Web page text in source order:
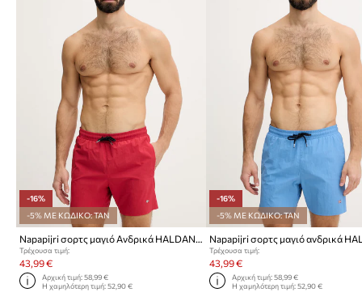
-16%
-5% ΜΕ ΚΩΔΙΚΟ: TAN
Napapijri σορτς μαγιό Ανδρικά HALDANE
Τρέχουσα τιμή:
43,99 €
Αρχική τιμή:58,99 €
Η χαμηλότερη τιμή:52,90 €
-16%
-5% ΜΕ ΚΩΔΙΚΟ: TAN
Τρέχουσα τιμή:
43,99 €
Αρχική τιμή: 58,99 €
Η χαμηλότερη τιμή: 52,90 €